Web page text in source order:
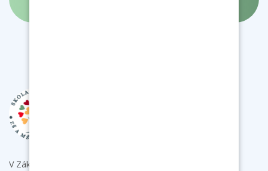
V Základní škole a mateřské škole Bukovany poskytujeme